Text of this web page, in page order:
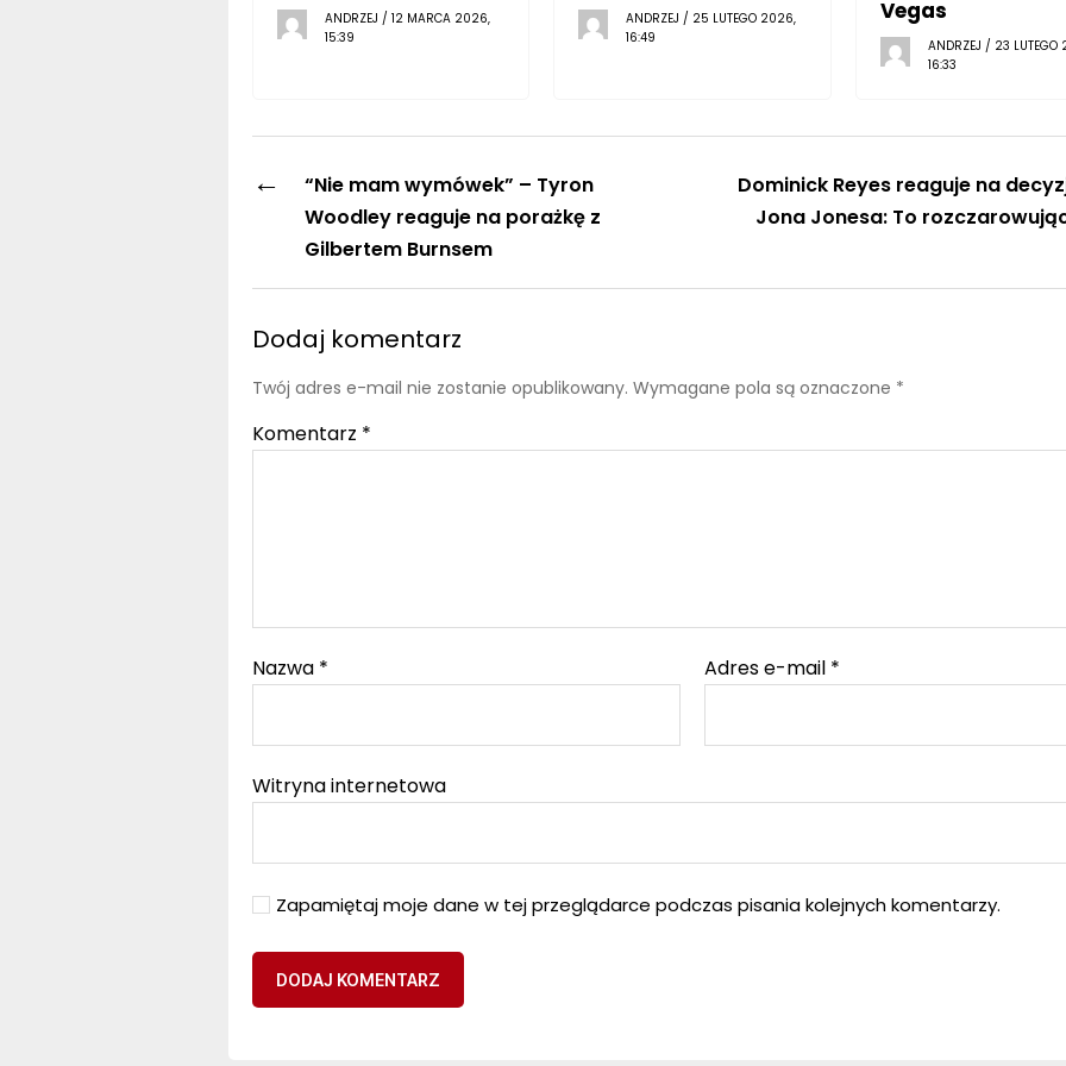
ANDRZEJ / 12 MARCA 2026,
15:39
ANDRZEJ / 25 LUTEGO 2026,
16:49
Vegas
ANDRZEJ / 23 LUTEGO
16:33
←
“Nie mam wymówek” – Tyron
Woodley reaguje na porażkę z
Gilbertem Burnsem
Dominick Reyes reaguje na
Jona Jonesa: To
Dodaj komentarz
Twój adres e-mail nie zostanie opublikowany. Wymagane pola są oznaczone *
Komentarz *
Nazwa * Adres e-mail *
Witryna internetowa
Zapamiętaj moje dane w tej przeglądarce podczas pisania kolejnych komentarzy.